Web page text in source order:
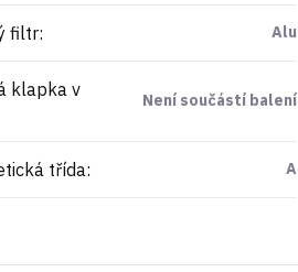
filtr: Alu
klapka v
Není součástí balení
třída: A